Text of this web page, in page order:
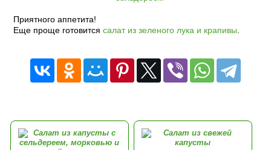
Приятного аппетита!
Еще проще готовится салат из зеленого лука и крапивы